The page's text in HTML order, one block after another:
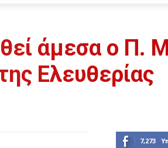
άμεσα ο Π.
Ελευθερίας
7,273